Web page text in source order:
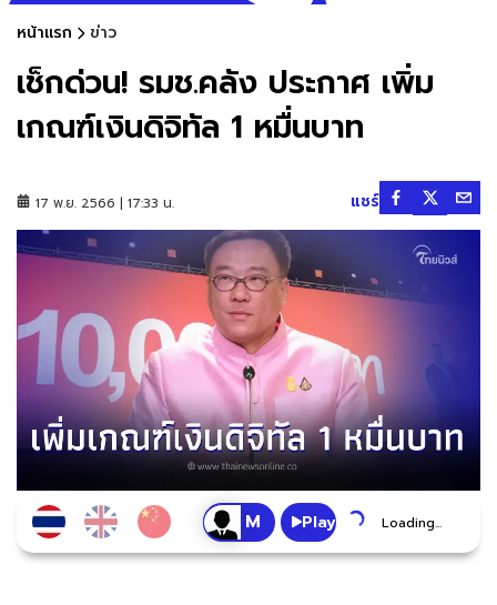
หน้าแรก ข่าว
เช็กด่วน! รมช.คลัง ประกาศ เพิ่ม
เกณฑ์เงินดิจิทัล 1 หมื่นบาท
17 พ.ย. 2566 | 17:33 น. แชร์
Play Loading...